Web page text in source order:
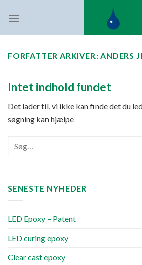
FORFATTER ARKIVER:ANDERS
Intet indhold fundet
Det lader til, vi ikke kan finde det du
søgning kan hjælpe
SENESTE NYHEDER
LED Epoxy – Patent
LED curing epoxy
Clear cast epoxy